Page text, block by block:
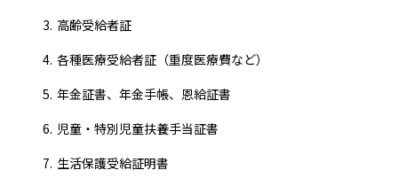
高齢受給者証
各種医療受給者証（重度医療費など）
年金証書、年金手帳、恩給証書
児童・特別児童扶養手当証書
生活保護受給証明書